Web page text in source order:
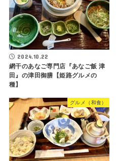
2024.10.22
網干のあなご専門店『あなご飯 津
田』の津田御膳【姫路グルメの
種】
グルメ（和食）